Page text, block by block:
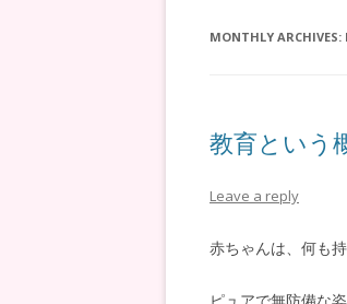
MONTHLY ARCHIVES:
教育という
Leave a reply
赤ちゃんは、何も